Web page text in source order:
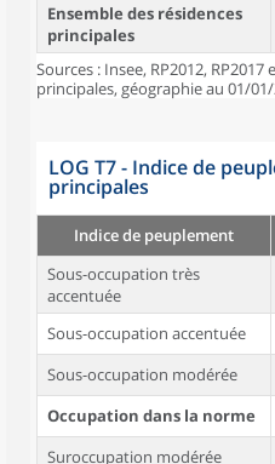
Ensemble des résidences
principales
Sources : Insee, RP2012,
principales, géographie au 01/
LOG T7 - Indice de
principales
Indice de peuplement
Sous-occupation très
accentuée
Sous-occupation accentuée
Sous-occupation modérée
Occupation dans la norme
Suroccupation modérée